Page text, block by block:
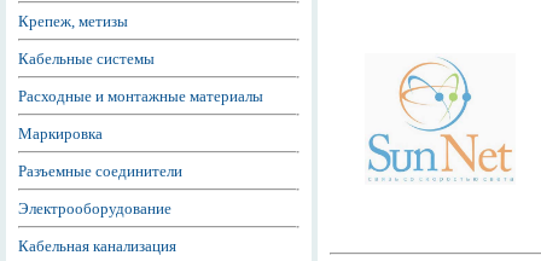
Крепеж, метизы
Кабельные системы
Расходные и монтажные материалы
Маркировка
Разъемные соединители
Электрооборудование
Кабельная канализация